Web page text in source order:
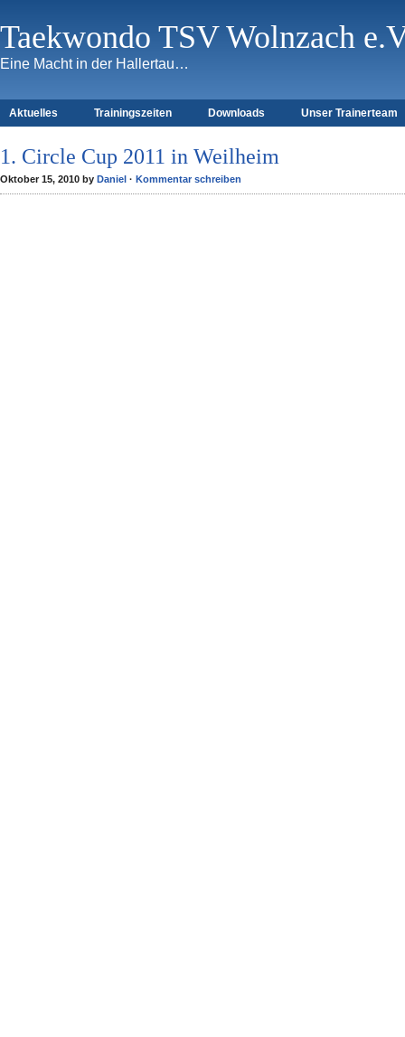
Taekwondo TSV Wolnzach
Eine Macht in der Hallertau…
Aktuelles Trainingszeiten Downloads Unser Trainerteam
1. Circle Cup 2011 in Weilheim
Oktober 15, 2010 by Daniel · Kommentar schreiben